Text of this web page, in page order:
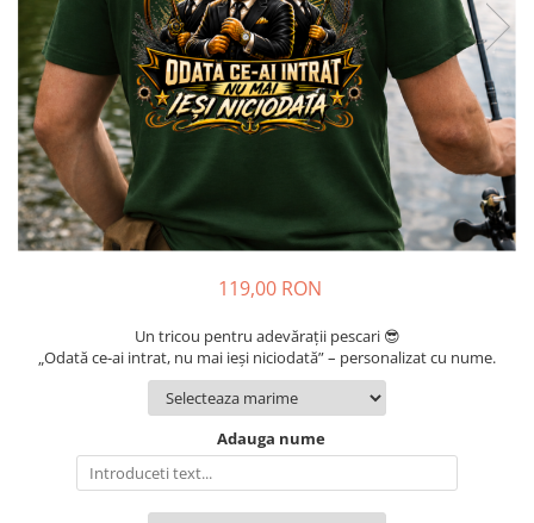
Body bebelusi personalizate
Perne personalizate
Plusuri personalizate
Agende personalizate
Etichete pentru sticla de vin
Cadouri Personalizate Unice
Sorturi Personalizate
Cadouri pentru Doctori
Cadouri Pensionare
Cadouri Profesori
119,00 RON
Un tricou pentru adevărații pescari 😎
„Odată ce-ai intrat, nu mai ieși niciodată” – personalizat cu nume.
Adauga nume